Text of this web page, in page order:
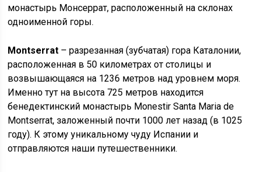
монастырь Монсеррат, расположенный на склонах
одноименной горы.
Montserrat – разрезанная (зубчатая) гора Каталонии,
расположенная в 50 километрах от столицы и
возвышающаяся на 1236 метров над уровнем моря.
Именно тут на высота 725 метров находится
бенедектинский монастырь Monestir Santa Maria de
Montserrat, заложенный почти 1000 лет назад (в 1025
году). К этому уникальному чуду Испании и
отправляются наши путешественники.